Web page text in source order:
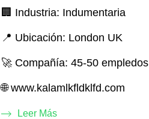
🏢 Industria: Indumentaria
📍 Ubicación: London UK
🚀 Compañía: 45-50 empledos
🌐 www.kalamlkfldklfd.com
Leer Más